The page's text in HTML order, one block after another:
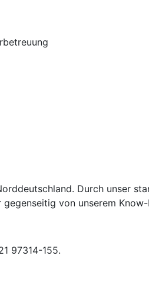
Durch unser
von unserem
97314-155.